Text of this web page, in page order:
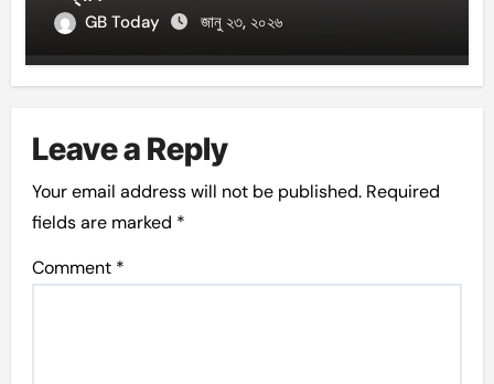
GB Today জানু ২৩, ২০২৬
Leave a Reply
Your email address will not be published. Required
fields are marked *
Comment *